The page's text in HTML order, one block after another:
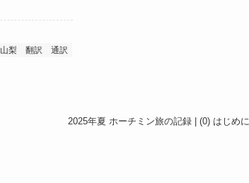
山梨 翻訳 通訳
2025年夏 ホーチミン旅の記録 | (0) はじめに